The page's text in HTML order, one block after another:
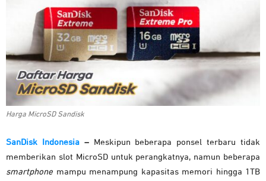
Harga MicroSD Sandisk
SanDisk Indonesia–
Meskipun beberapa ponsel terbaru tidak
memberikan slot MicroSD untuk perangkatnya, namun beberapa
smartphone mampu menampung kapasitas memori hingga 1TB